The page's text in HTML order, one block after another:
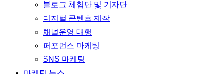
블로그 체험단 및 기자단
디지털 콘텐츠 제작
채널운영 대행
퍼포먼스 마케팅
SNS 마케팅